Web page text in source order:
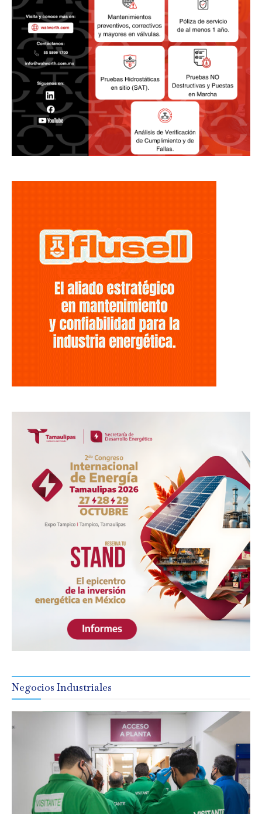
Negocios Industriales